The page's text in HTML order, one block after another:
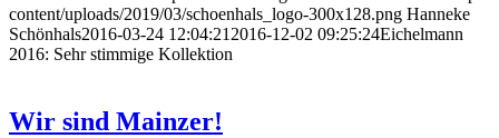
content/uploads/2019/03/schoenhals_logo-300x128.png Hanneke
Schönhals2016-03-24 12:04:21 2016-12-02 09:25:24Eichelmann
2016: Sehr stimmige Kollektion
Wir sind Mainzer!